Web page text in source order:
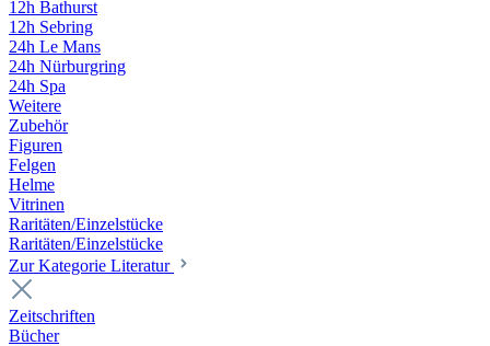
12h Bathurst
12h Sebring
24h Le Mans
24h Nürburgring
24h Spa
Weitere
Zubehör
Figuren
Felgen
Helme
Vitrinen
Raritäten/Einzelstücke
Raritäten/Einzelstücke
Zur Kategorie Literatur
Zeitschriften
Bücher